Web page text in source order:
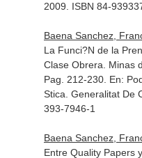
2009. ISBN 84-
Baena Sanchez,
La Funci?N de la
Clase Obrera. Minas
Pag. 212-230. En:
Stica . Generalitat De
393-7946-1
Baena Sanchez,
Entre Quality Papers